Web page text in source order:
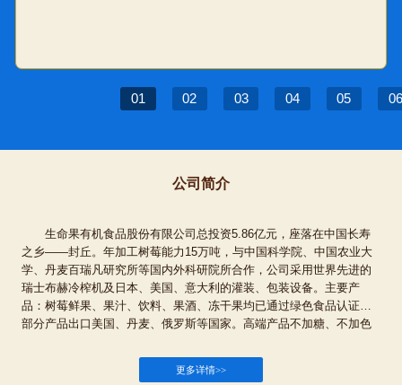
01 02 03 04 05 06
公司简介
生命果有机食品股份有限公司总投资5.86亿元，座落在中国长寿
之乡——封丘。年加工树莓能力15万吨，与中国科学院、中国农业大
学、丹麦百瑞凡研究所等国内外科研院所合作，公司采用世界先进的
瑞士布赫冷榨机及日本、美国、意大利的灌装、包装设备。主要产
品：树莓鲜果、果汁、饮料、果酒、冻干果均已通过绿色食品认证，
部分产品出口美国、丹麦、俄罗斯等国家。高端产品不加糖、不加色
食品博览会金奖，连续五年荣获中国国际农产品交易会金奖。被省政
府评定为“树莓产业化联合体”、“河南省农业产业化集群”、“农业产业化
更多详情>>